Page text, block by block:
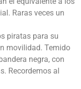
Raras veces un
piratas para su
movilidad. Temido
negra, con
Recordemos al